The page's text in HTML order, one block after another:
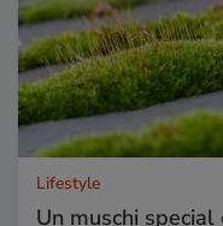
Lifestyle
Un mușchi special